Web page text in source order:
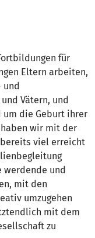
für
Eltern arbeiten,
und
Vätern, und
um die Geburt ihrer
haben wir mit der
bereits viel erreicht
werdende und
mit den
umzugehen
mit dem
zu